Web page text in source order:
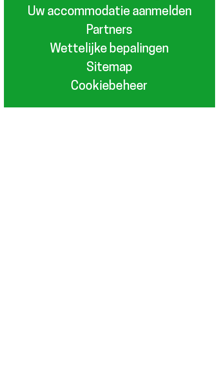
Uw accommodatie aanmelden
Partners
Wettelijke bepalingen
Sitemap
Cookiebeheer